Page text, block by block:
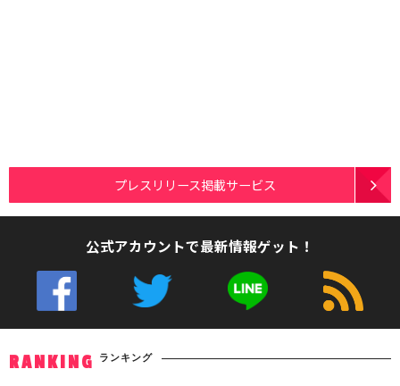
プレスリリース掲載サービス
公式アカウントで最新情報ゲット！
RANKING ランキング